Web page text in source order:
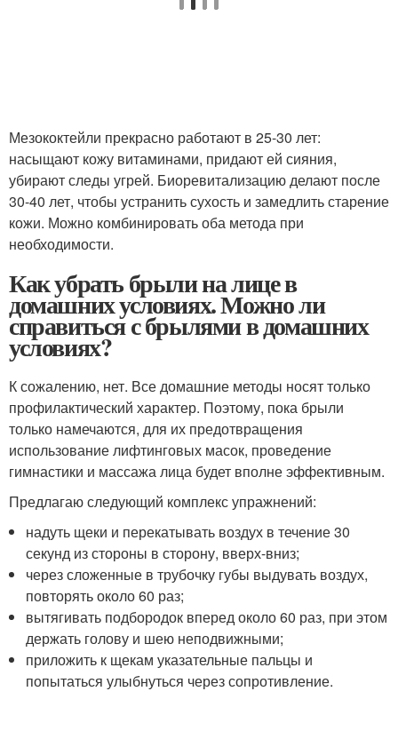
Мезококтейли прекрасно работают в 25-30 лет:
насыщают кожу витаминами, придают ей сияния,
убирают следы угрей. Биоревитализацию делают после
30-40 лет, чтобы устранить сухость и замедлить старение
кожи. Можно комбинировать оба метода при
необходимости.
Как убрать брыли на лице в
домашних условиях. Можно ли
справиться с брылями в домашних
условиях?
К сожалению, нет. Все домашние методы носят только
профилактический характер. Поэтому, пока брыли
только намечаются, для их предотвращения
использование лифтинговых масок, проведение
гимнастики и массажа лица будет вполне эффективным.
Предлагаю следующий комплекс упражнений:
надуть щеки и перекатывать воздух в течение 30
секунд из стороны в сторону, вверх-вниз;
через сложенные в трубочку губы выдувать воздух,
повторять около 60 раз;
вытягивать подбородок вперед около 60 раз, при этом
держать голову и шею неподвижными;
приложить к щекам указательные пальцы и
попытаться улыбнуться через сопротивление.